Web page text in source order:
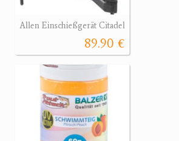
Allen Einschießgerät Citadel
89.90 €